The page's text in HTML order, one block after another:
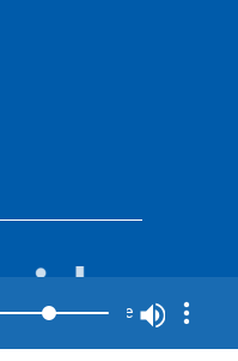
Mute